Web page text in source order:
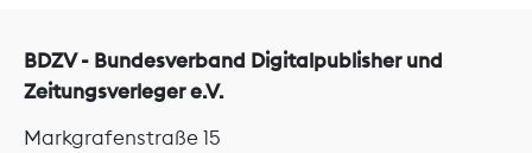
BDZV - Bundesverband Digitalpublisher und
Zeitungsverleger e.V.
Markgrafenstraße 15